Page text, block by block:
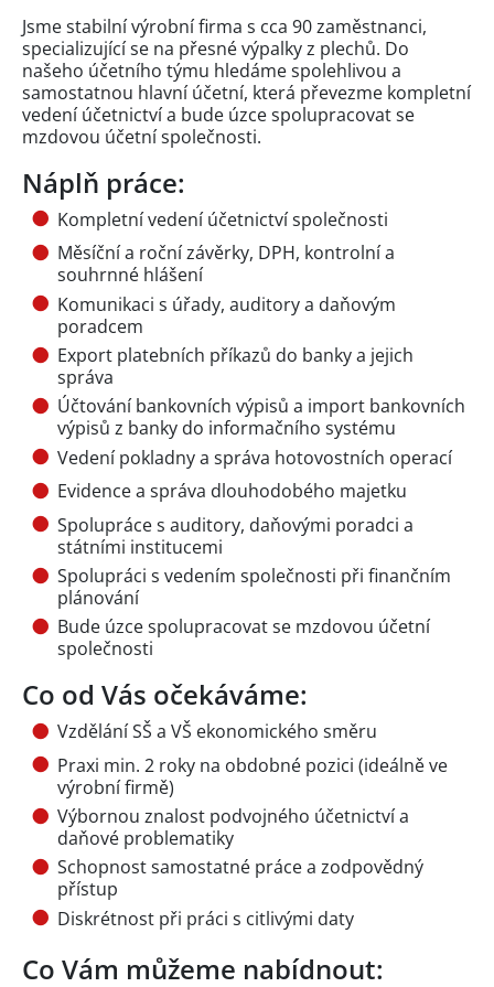
Jsme stabilní výrobní firma s cca 90 zaměstnanci,
specializující se na přesné výpalky z plechů. Do
našeho účetního týmu hledáme spolehlivou a
samostatnou hlavní účetní, která převezme kompletní
vedení účetnictví a bude úzce spolupracovat se
mzdovou účetní společnosti.
Náplň práce:
Kompletní vedení účetnictví společnosti
Měsíční a roční závěrky, DPH, kontrolní a
souhrnné hlášení
Komunikaci s úřady, auditory a daňovým
poradcem
Export platebních příkazů do banky a jejich
správa
Účtování bankovních výpisů a import bankovních
výpisů z banky do informačního systému
Vedení pokladny a správa hotovostních operací
Evidence a správa dlouhodobého majetku
Spolupráce s auditory, daňovými poradci a
státními institucemi
Spolupráci s vedením společnosti při finančním
plánování
Bude úzce spolupracovat se mzdovou účetní
společnosti
Co od Vás očekáváme:
Vzdělání SŠ a VŠ ekonomického směru
Praxi min. 2 roky na obdobné pozici (ideálně ve
výrobní firmě)
Výbornou znalost podvojného účetnictví a
daňové problematiky
Schopnost samostatné práce a zodpovědný
přístup
Diskrétnost při práci s citlivými daty
Co Vám můžeme nabídnout: